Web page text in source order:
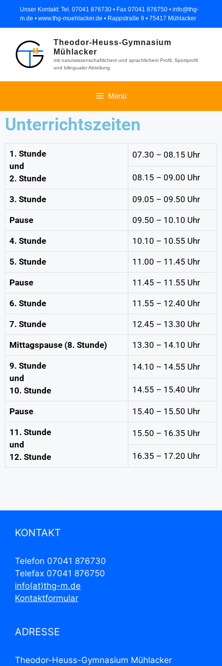
Unser Kontakt: Tel. 07041 876730 • Fax 07041 876750 • info@thg-
m.de • www.thg-muehlacker.de • Rappstraße 9 • 75417 Mühlacker
Theodor-Heuss-Gymnasium
Mühlacker
mit naturwissenschaftlichem und sprachlichem Profil, Sportprofil
und bilingualer Abteilung
Menü
Unterrichtszeiten
1. Stunde
und
2. Stunde
07.30 – 08.15 Uhr
08.15 – 09.00 Uhr
3. Stunde 09.05 – 09.50 Uhr
Pause 09.50 – 10.10 Uhr
4. Stunde 10.10 – 10.55 Uhr
5. Stunde 11.00 – 11.45 Uhr
Pause 11.45 – 11.55 Uhr
6. Stunde 11.55 – 12.40 Uhr
7. Stunde 12.45 – 13.30 Uhr
Mittagspause (8. Stunde) 13.30 – 14.10 Uhr
9. Stunde
und
10. Stunde
14.10 – 14.55 Uhr
14.55 – 15.40 Uhr
Pause 15.40 – 15.50 Uhr
11. Stunde
und
12. Stunde
15.50 – 16.35 Uhr
16.35 – 17.20 Uhr
KONTAKT
Telefon 07041 876730
Telefax 07041 876750
info(at)thg-m.de
Kontaktformular
ADRESSE
Theodor-Heuss-Gymnasium Mühlacker